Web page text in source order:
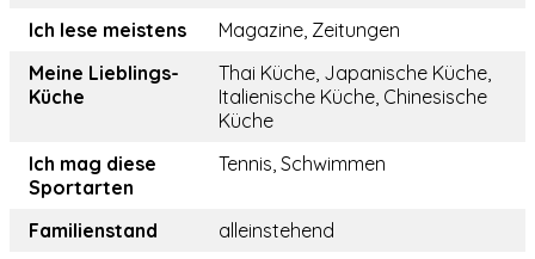
Ich lese meistens
Magazine, Zeitungen
Meine Lieblings-
Küche
Thai Küche, Japanische Küche,
Italienische Küche, Chinesische
Küche
Ich mag diese
Sportarten
Tennis, Schwimmen
Familienstand
alleinstehend